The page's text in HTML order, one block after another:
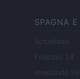
SPAGNA
Actualidad
Finanzas 24
Investindo